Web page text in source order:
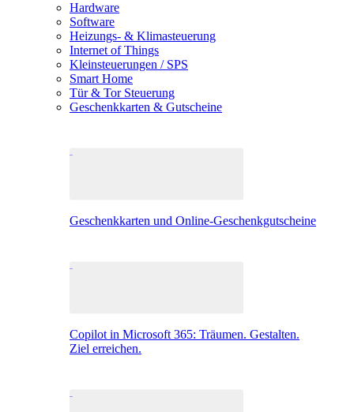
Hardware
Software
Heizungs- & Klimasteuerung
Internet of Things
Kleinsteuerungen / SPS
Smart Home
Tür & Tor Steuerung
Geschenkkarten & Gutscheine
Geschenkkarten und Online-Geschenkgutscheine
Copilot in Microsoft 365: Träumen. Gestalten.
Ziel erreichen.